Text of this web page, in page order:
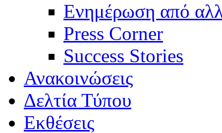
Ενημέρωση από
Press Corner
Success Stories
Ανακοινώσεις
Δελτία Τύπου
Εκθέσεις